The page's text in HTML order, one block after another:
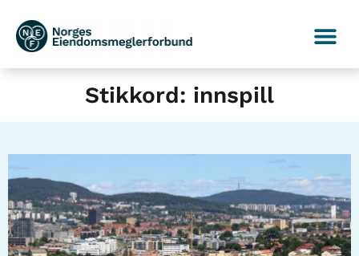
Stikkord: innspill